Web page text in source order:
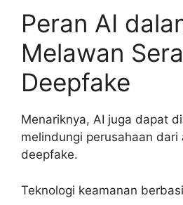
Peran AI
Melawan
Deepfake
Menariknya, AI juga dapat
melindungi perusahaan dari
deepfake.
Teknologi keamanan